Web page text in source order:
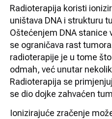
Radioterapija koristi
uništava DNA i strukturu
Oštećenjem DNA stanice
se ograničava rast
radioterapije je u tome
odmah, već unutar
Radioterapija se
se dio dojke zahvaćen
Ionizirajuće zračenje